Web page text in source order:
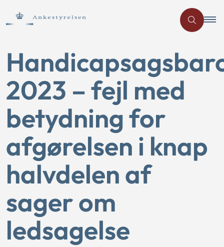
2023 – fejl med
betydning for
afgørelsen i knap
halvdelen af
sager om
ledsagelse